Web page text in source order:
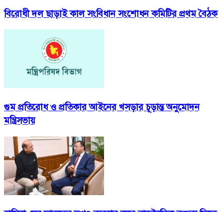
বিরোধী দল ছাড়াই কাল সংবিধান সংশোধন কমিটির প্রথম বৈঠক
গুম প্রতিরোধ ও প্রতিকার আইনের খসড়ার চূড়ান্ত অনুমোদন
মন্ত্রিসভায়